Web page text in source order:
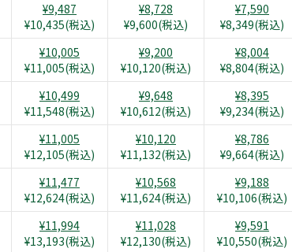
¥9,487
¥10,435(税込)
¥8,728
¥9,600(税込)
¥7,590
¥8,349(税込)
¥10,005
¥11,005(税込)
¥9,200
¥10,120(税込)
¥8,004
¥8,804(税込)
¥10,499
¥11,548(税込)
¥9,648
¥10,612(税込)
¥8,395
¥9,234(税込)
¥11,005
¥12,105(税込)
¥10,120
¥11,132(税込)
¥8,786
¥9,664(税込)
¥11,477
¥12,624(税込)
¥10,568
¥11,624(税込)
¥9,188
¥10,106(税込)
¥11,994
¥13,193(税込)
¥11,028
¥12,130(税込)
¥9,591
¥10,550(税込)